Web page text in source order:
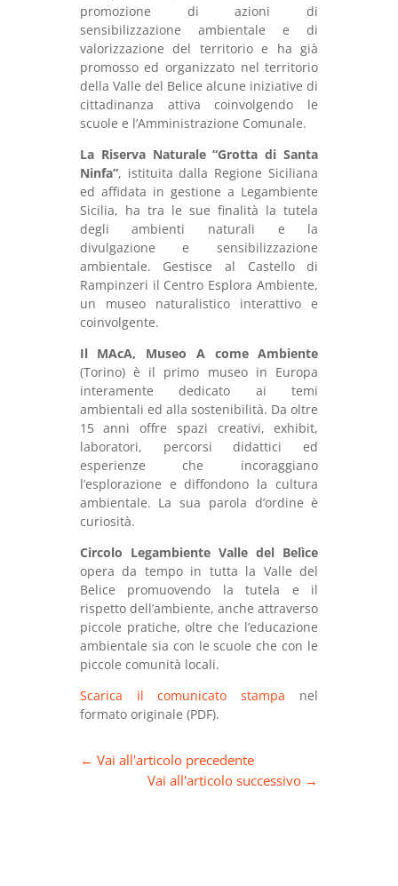
promozione di azioni di
sensibilizzazione ambientale e di
valorizzazione del territorio e ha già
promosso ed organizzato nel territorio
della Valle del Belice alcune iniziative di
cittadinanza attiva coinvolgendo le
scuole e l’Amministrazione Comunale.
La Riserva Naturale “Grotta di Santa
Ninfa”, istituita dalla Regione Siciliana
ed affidata in gestione a Legambiente
Sicilia, ha tra le sue finalità la tutela
degli ambienti naturali e la
divulgazione e sensibilizzazione
ambientale. Gestisce al Castello di
Rampinzeri il Centro Esplora Ambiente,
un museo naturalistico interattivo e
coinvolgente.
Il MAcA, Museo A come Ambiente
(Torino) è il primo museo in Europa
interamente dedicato ai temi
ambientali ed alla sostenibilità. Da oltre
15 anni offre spazi creativi, exhibit,
laboratori, percorsi didattici ed
esperienze che incoraggiano
l’esplorazione e diffondono la cultura
ambientale. La sua parola d’ordine è
curiosità.
Circolo Legambiente Valle del Belìce
opera da tempo in tutta la Valle del
Belice promuovendo la tutela e il
rispetto dell’ambiente, anche attraverso
piccole pratiche, oltre che l’educazione
ambientale sia con le scuole che con le
piccole comunità locali.
Scarica il comunicato stampa nel
formato originale (PDF).
← Vai all'articolo precedente
Vai all'articolo successivo →